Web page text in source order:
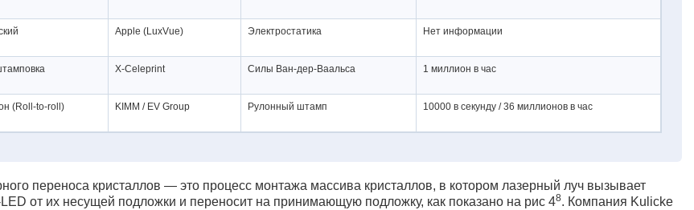
Apple (LuxVue) Электростатика Нет информации
X-Celeprint Силы Ван-дер-Ваальса 1 миллион в час
(Roll-to-roll) KIMM / EV Group Рулонный штамп 10000 в секунду / 36 миллионов в час
переноса кристаллов — это процесс монтажа массива кристаллов, в котором лазерный луч вызывает
от их несущей подложки и переносит на принимающую подложку, как показано на рис 48. Компания Kulicke